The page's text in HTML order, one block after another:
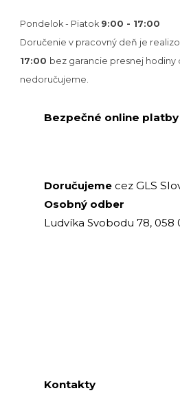
Pondelok - Piatok 9:00 - 17:00
Doručenie v pracovný deň je
17:00 bez garancie presnej hodiny
nedoručujeme.
Bezpečné online platby
Doručujeme cez GLS
Osobný odber
Ludvíka Svobodu 78, 058
Kontakty